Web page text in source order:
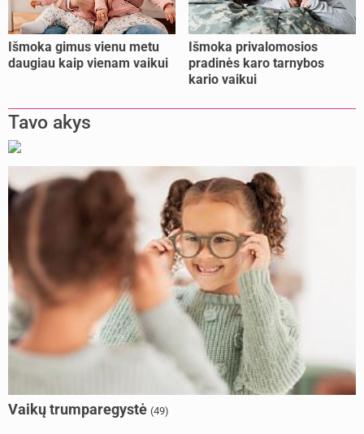
Išmoka gimus vienu metu
daugiau kaip vienam vaikui
Išmoka privalomosios
pradinės karo tarnybos
kario vaikui
Tavo akys
Vaikų trumparegystė (49)